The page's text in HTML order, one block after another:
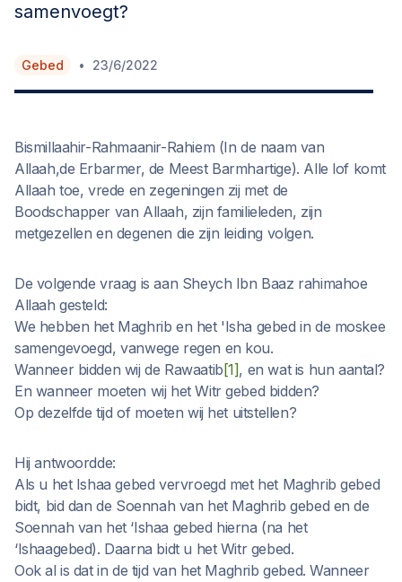
samenvoegt?
Gebed • 23/6/2022
Bismillaahir-Rahmaanir-Rahiem (In de naam van
Allaah,de Erbarmer, de Meest Barmhartige). Alle lof komt
Allaah toe, vrede en zegeningen zij met de
Boodschapper van Allaah, zijn familieleden, zijn
metgezellen en degenen die zijn leiding volgen.
De volgende vraag is aan Sheych Ibn Baaz rahimahoe
Allaah gesteld:
We hebben het Maghrib en het 'Isha gebed in de moskee
samengevoegd, vanwege regen en kou.
Wanneer bidden wij de Rawaatib [1], en wat is hun aantal?
En wanneer moeten wij het Witr gebed bidden?
Op dezelfde tijd of moeten wij het uitstellen?
Hij antwoordde:
Als u het Ishaa gebed vervroegd met het Maghrib gebed
bidt, bid dan de Soennah van het Maghrib gebed en de
Soennah van het ‘Ishaa gebed hierna (na het
‘Ishaagebed). Daarna bidt u het Witr gebed.
Ook al is dat in de tijd van het Maghrib gebed. Wanneer